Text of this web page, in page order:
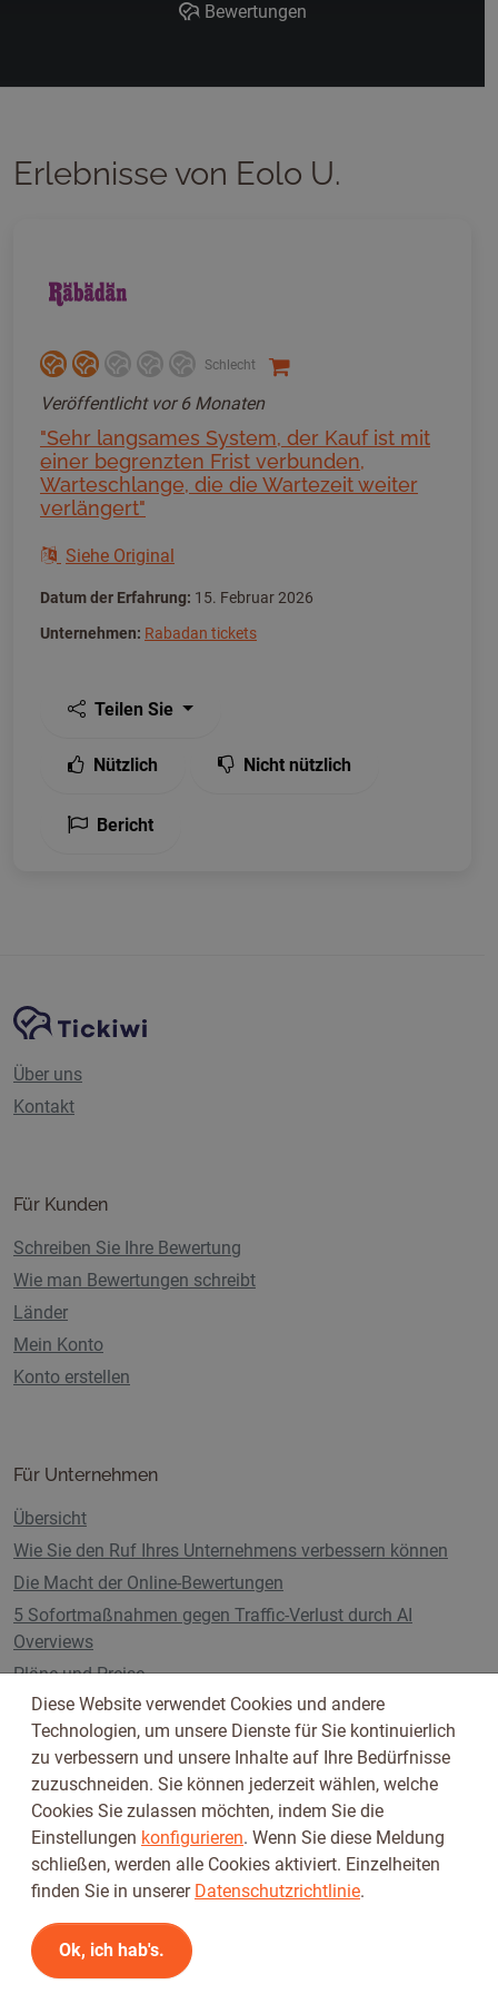
Bewertungen
Erlebnisse von Eolo U.
Schlecht
Veröffentlicht vor 6 Monaten
"Sehr langsames System, der Kauf ist mit
einer begrenzten Frist verbunden,
Warteschlange, die die Wartezeit weiter
verlängert"
Siehe Original
Datum der Erfahrung: 15. Februar 2026
Unternehmen: Rabadan tickets
Teilen Sie
Nützlich Nicht nützlich
Bericht
Website-Navigation
Tickiwi-Plattform
Über uns
Kontakt
Für Kunden
Schreiben Sie Ihre Bewertung
Wie man Bewertungen schreibt
Länder
Mein Konto
Konto erstellen
Für Unternehmen
Übersicht
Wie Sie den Ruf Ihres Unternehmens verbessern können
Die Macht der Online-Bewertungen
5 Sofortmaßnahmen gegen Traffic-Verlust durch AI
Overviews
Pläne und Preise
Folge uns auf
Nutzungsbedingungen
Diese Website verwendet Cookies und andere
Technologien, um unsere Dienste für Sie kontinuierlich
zu verbessern und unsere Inhalte auf Ihre Bedürfnisse
zuzuschneiden. Sie können jederzeit wählen, welche
Cookies Sie zulassen möchten, indem Sie die
Einstellungen konfigurieren. Wenn Sie diese Meldung
schließen, werden alle Cookies aktiviert. Einzelheiten
finden Sie in unserer Datenschutzrichtlinie.
Ok, ich hab's.